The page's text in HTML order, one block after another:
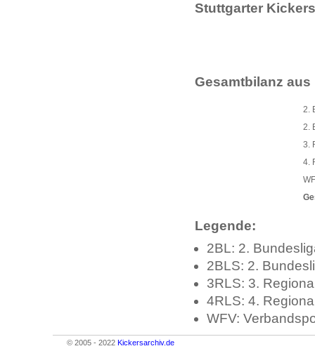
Stuttgarter
Gesamtbilanz
2.
2.
3.
4.
Legende:
2BL: 2.
2BLS: 2.
3RLS: 3.
4RLS: 4.
WFV:
© 2005 - 2022 Kickersarchiv.de